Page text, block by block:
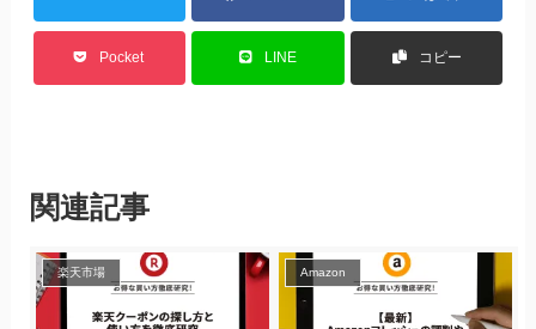
Pocket LINE コピー
関連記事
楽天市場 Amazon